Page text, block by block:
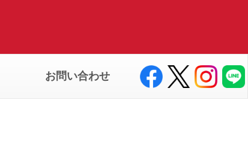
お問い合わせ